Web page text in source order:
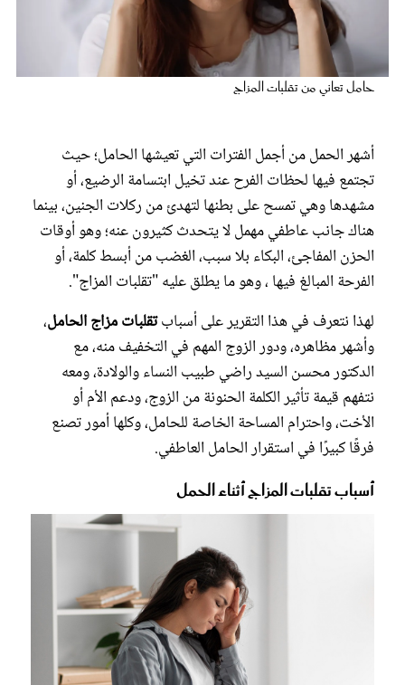
حامل تعاني من تقلبات المزاج
أشهر الحمل من أجمل الفترات التي تعيشها الحامل؛ حيث
تجتمع فيها لحظات الفرح عند تخيل ابتسامة الرضيع، أو
مشهدها وهي تمسح على بطنها لتهدئ من ركلات الجنين، بينما
هناك جانب عاطفي مهمل لا يتحدث كثيرون عنه؛ وهو أوقات
الحزن المفاجئ، البكاء بلا سبب، الغضب من أبسط كلمة، أو
الفرحة المبالغ فيها ، وهو ما يطلق عليه "تقلبات المزاج".
لهذا نتعرف في هذا التقرير على أسبابتقلبات مزاج الحامل،
وأشهر مظاهره، ودور الزوج المهم في التخفيف منه، مع
الدكتور محسن السيد راضي طبيب النساء والولادة، ومعه
نتفهم قيمة تأثير الكلمة الحنونة من الزوج، ودعم الأم أو
الأخت، واحترام المساحة الخاصة للحامل، وكلها أمور تصنع
فرقًا كبيرًا في استقرار الحامل العاطفي.
أسباب تقلبات المزاج أثناء الحمل
عروس سيدتي
مجلة سيدتي
غلاف رفمي